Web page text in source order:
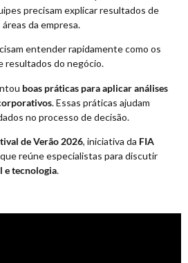
precisam explicar resultados de
da empresa.
entender rapidamente como os
resultados do negócio.
boas práticas para aplicar análises
. Essas práticas ajudam
no processo de decisão.
de Verão 2026, iniciativa da FIA
que reúne especialistas para discutir
e tecnologia.